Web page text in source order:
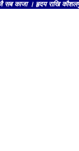
। हृदय राखि कौशलपुर